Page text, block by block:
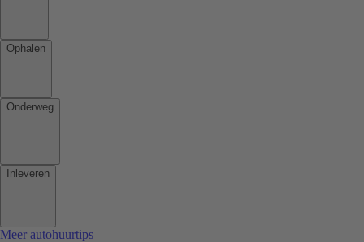
Ophalen
Onderweg
Inleveren
Meer autohuurtips